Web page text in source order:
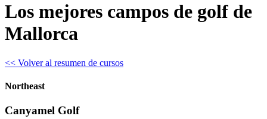
Los mejores campos de golf de
Mallorca
<< Volver al resumen de cursos
Northeast
Canyamel Golf